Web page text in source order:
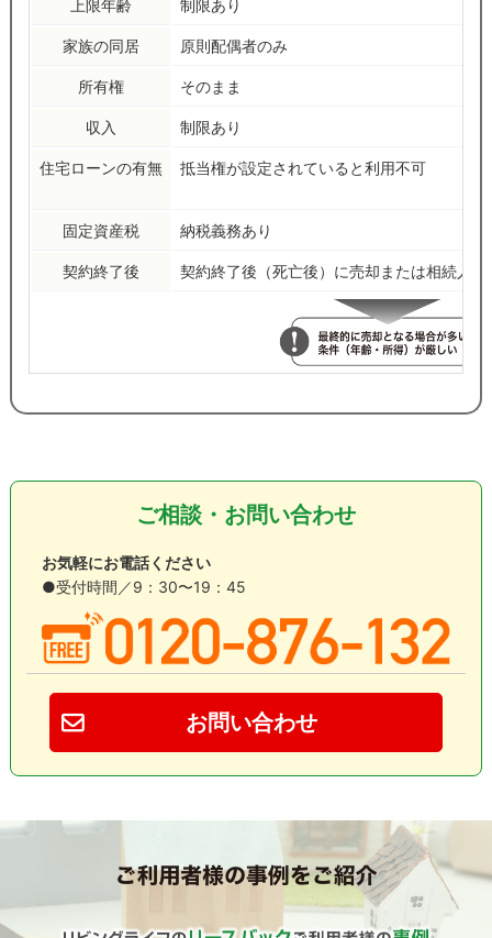
上限年齢 制限あり
家族の同居 原則配偶者のみ
所有権 そのまま
収入 制限あり
住宅ローンの有無 抵当権が設定されていると利用不可
固定資産税 納税義務あり
契約終了後 契約終了後（死亡後）に売却または相続人
ご相談・お問い合わせ
お気軽にお電話ください
●受付時間／9：30〜19：45
お問い合わせ